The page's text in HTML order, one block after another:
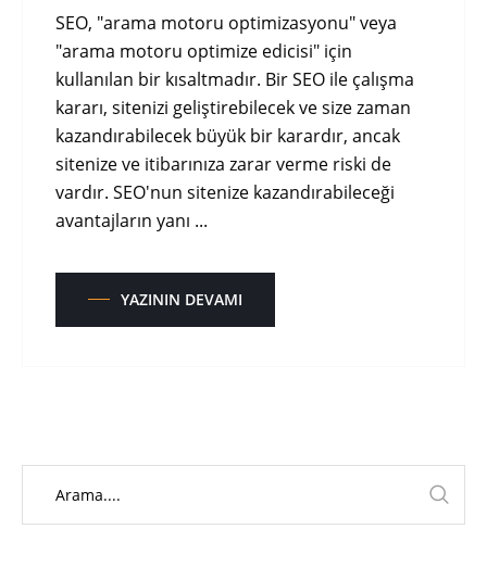
SEO, "arama motoru optimizasyonu" veya
"arama motoru optimize edicisi" için
kullanılan bir kısaltmadır. Bir SEO ile çalışma
kararı, sitenizi geliştirebilecek ve size zaman
kazandırabilecek büyük bir karardır, ancak
sitenize ve itibarınıza zarar verme riski de
vardır. SEO'nun sitenize kazandırabileceği
avantajların yanı ...
YAZININ DEVAMI